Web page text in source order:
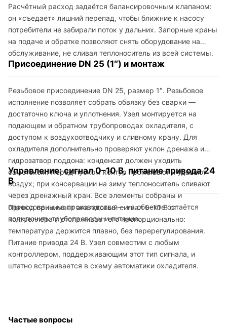
Расчётный расход задаётся балансировочным клапаном:
он «съедает» лишний перепад, чтобы ближние к насосу
потребители не забирали поток у дальних. Запорные краны
на подаче и обратке позволяют снять оборудование на
обслуживание, не сливая теплоноситель из всей системы.
Присоединение DN 25 (1″) и монтаж
Резьбовое присоединение DN 25, размер 1″. Резьбовое
исполнение позволяет собрать обвязку без сварки —
достаточно ключа и уплотнения. Узел монтируется на
подающем и обратном трубопроводах охладителя, с
доступом к воздухоотводчику и сливному крану. Для
охладителя дополнительно проверяют уклон дренажа и
гидрозатвор поддона: конденсат должен уходить
самотёком. Перед пуском контур промывают и удаляют
воздух; при консервации на зиму теплоноситель сливают
через дренажный кран. Все элементы собраны и
опрессованы на производстве — на объекте остаётся
подключить трубопроводы и питание.
Управление: сигнал 0–10 В, питание привода 24
В
Привод принимает аналоговый сигнал 0–10 В от
контроллера и отслеживает его пропорционально:
температура держится плавно, без перерегулирования.
Питание привода 24 В. Узел совместим с любым
контроллером, поддерживающим этот тип сигнала, и
штатно встраивается в схему автоматики охладителя.
Частые вопросы